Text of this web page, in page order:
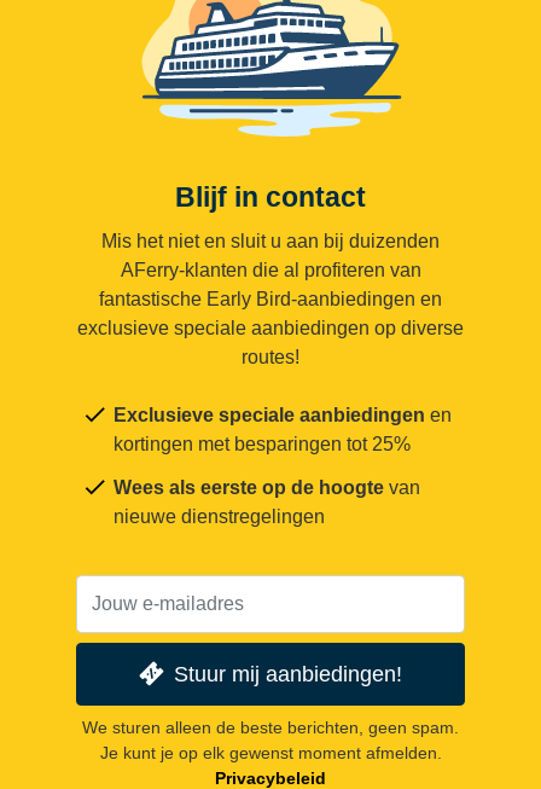
Blijf in contact
Mis het niet en sluit u aan bij duizenden
AFerry-klanten die al profiteren van
fantastische Early Bird-aanbiedingen en
exclusieve speciale aanbiedingen op diverse
routes!
Exclusieve speciale aanbiedingen en
kortingen met besparingen tot 25%
Wees als eerste op de hoogte van
nieuwe dienstregelingen
Stuur mij aanbiedingen!
We sturen alleen de beste berichten, geen spam.
Je kunt je op elk gewenst moment afmelden.
Privacybeleid